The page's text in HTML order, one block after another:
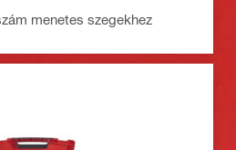
menetes szegekhez